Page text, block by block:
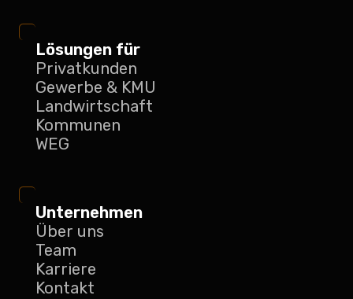
Lösungen für
Privatkunden
Gewerbe & KMU
Landwirtschaft
Kommunen
WEG
Unternehmen
Über uns
Team
Karriere
Kontakt